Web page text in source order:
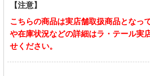
【注意】
こちらの商品は実店舗取扱商品となっ
や在庫状況などの詳細はラ・テール実
せください。